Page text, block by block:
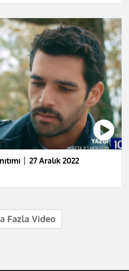
│ 27 Aralık 2022
Fazla Video